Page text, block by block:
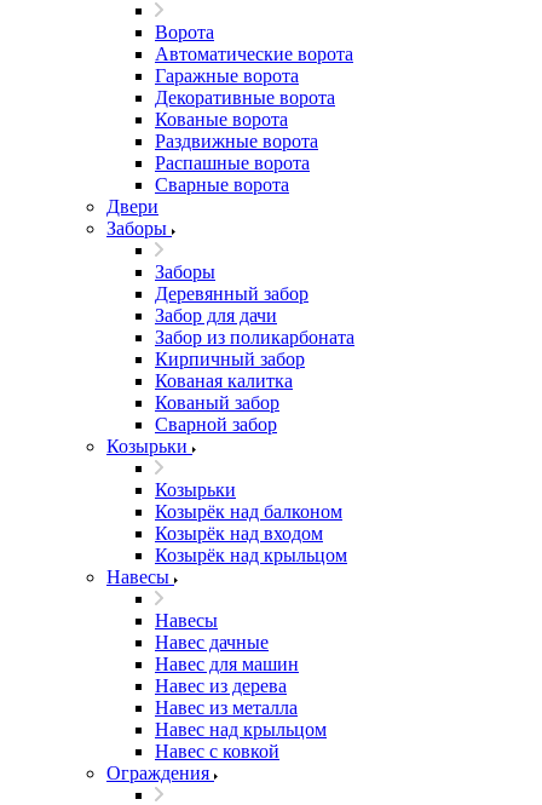
Ворота
Автоматические ворота
Гаражные ворота
Декоративные ворота
Кованые ворота
Раздвижные ворота
Распашные ворота
Сварные ворота
Двери
Заборы
Заборы
Деревянный забор
Забор для дачи
Забор из поликарбоната
Кирпичный забор
Кованая калитка
Кованый забор
Сварной забор
Козырьки
Козырьки
Козырёк над балконом
Козырёк над входом
Козырёк над крыльцом
Навесы
Навесы
Навес дачные
Навес для машин
Навес из дерева
Навес из металла
Навес над крыльцом
Навес с ковкой
Ограждения